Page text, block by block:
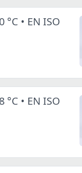
• EN ISO
• EN ISO